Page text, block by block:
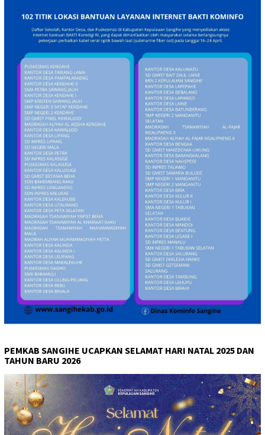
PEMKAB SANGIHE UCAPKAN SELAMAT HARI NATAL 2025 DAN
TAHUN BARU 2026